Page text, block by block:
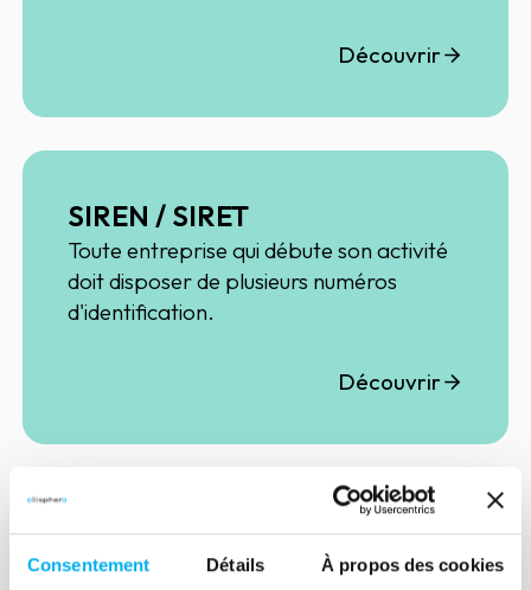
Consentement Détails À propos des cookies
Découvrir
SIREN / SIRET
Toute entreprise qui débute son activité
doit disposer de plusieurs numéros
d'identification.
Découvrir
Emails B2B
L'emailing reste le canal privilégié pour